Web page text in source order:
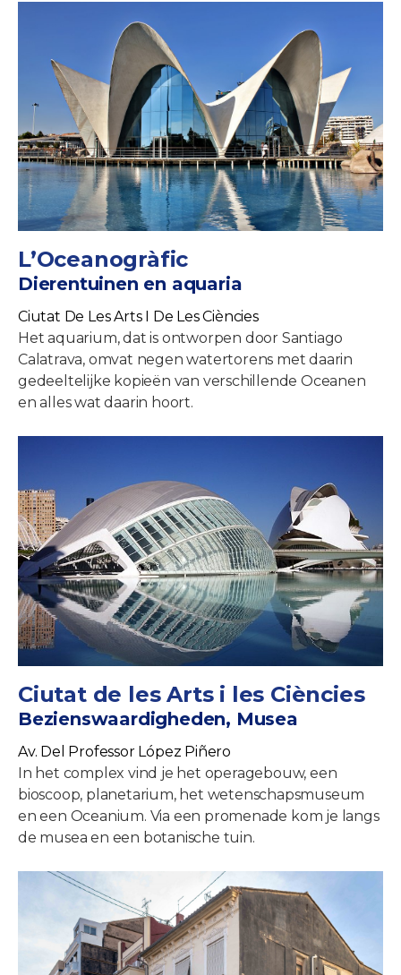
L’Oceanogràfic
Dierentuinen en aquaria
Ciutat De Les Arts I De Les Ciències
Het aquarium, dat is ontworpen door Santiago
Calatrava, omvat negen watertorens met daarin
gedeeltelijke kopieën van verschillende Oceanen
en alles wat daarin hoort.
Ciutat de les Arts i les Ciències
Bezienswaardigheden, Musea
Av. Del Professor López Piñero
In het complex vind je het operagebouw, een
bioscoop, planetarium, het wetenschapsmuseum
en een Oceanium. Via een promenade kom je langs
de musea en een botanische tuin.